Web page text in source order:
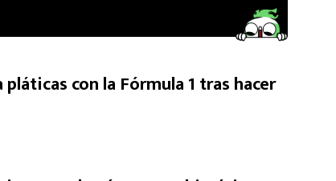
con la Fórmula 1 tras hacer